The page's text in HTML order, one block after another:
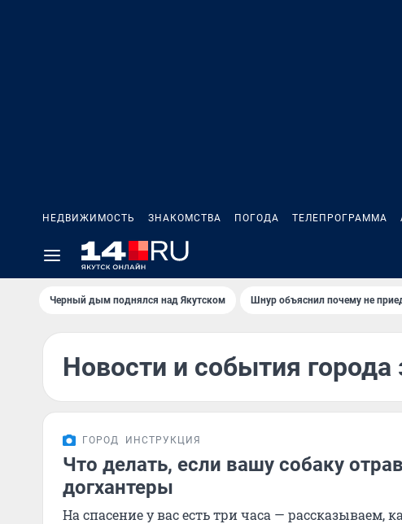
НЕДВИЖИМОСТЬ ЗНАКОМСТВА ПОГОДА ТЕЛЕПРОГРАММА
Черный дым поднялся над Якутском Шнур объяснил почему не
Новости и события города
ГОРОД ИНСТРУКЦИЯ
Что делать, если вашу собаку
догхантеры
На спасение у вас есть три часа — рассказываем,